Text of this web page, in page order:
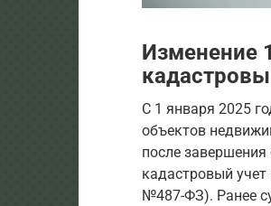
Изменение
С 1 января 2025
объектов
после завершения
кадастровый
№487-ФЗ). Ранее